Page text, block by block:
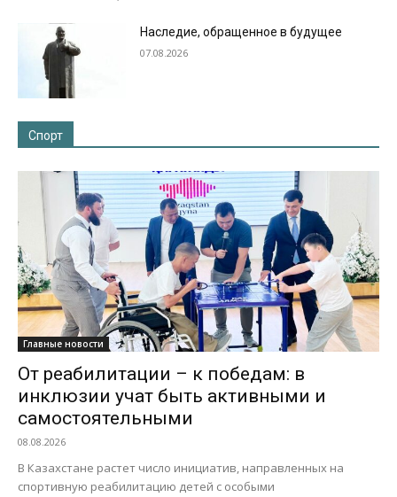
Наследие, обращенное в будущее
07.08.2026
Спорт
Главные новости
От реабилитации – к победам: в
инклюзии учат быть активными и
самостоятельными
08.08.2026
В Казахстане растет число инициатив, направленных на
спортивную реабилитацию детей с особыми